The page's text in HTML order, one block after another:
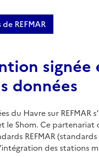
REFMAR
données
du Havre sur
le Shom. Ce
REFMAR
des stations